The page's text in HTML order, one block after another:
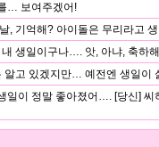
… 보여주겠어!
, 기억해? 아이돌은 무리라고
생일이구나…. 앗, 아냐, 축하
알고 있겠지만… 예전엔 생일이
일이 정말 좋아졌어…. [당신] 씨